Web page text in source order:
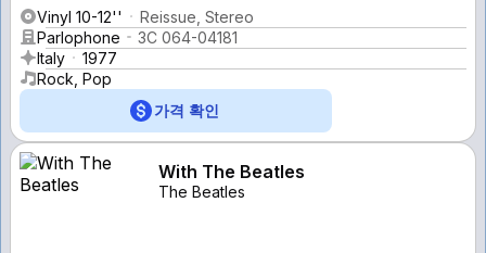
Vinyl 10-12''
Reissue, Stereo
Parlophone
3C 064-04181
Italy
1977
Rock, Pop
가격 확인
With The Beatles
The Beatles